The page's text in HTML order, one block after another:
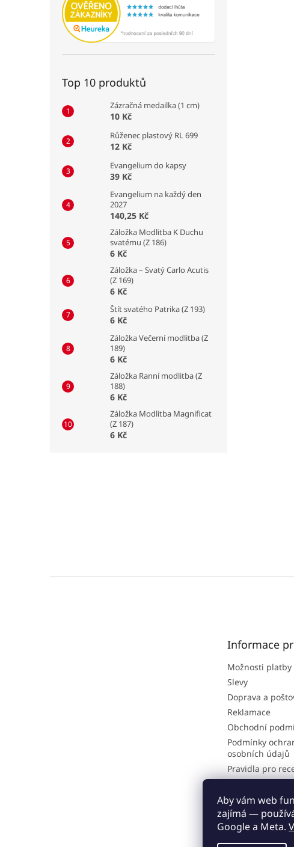
Aby vám web
zajímá —
Google a Meta.
Top 10 produktů
Zázračná medailka (1 cm)
10 Kč
Růženec plastový RL 699
12 Kč
Evangelium do kapsy
39 Kč
Evangelium na každý den
2027
140,25 Kč
Záložka Modlitba K Duchu
svatému (Z 186)
6 Kč
Záložka – Svatý Carlo Acutis
(Z 169)
6 Kč
Štít svatého Patrika (Z 193)
6 Kč
Záložka Večerní modlitba (Z
189)
6 Kč
Záložka Ranní modlitba (Z
188)
6 Kč
Záložka Modlitba Magnificat
(Z 187)
6 Kč
Informace
Možnosti platby
Slevy
Doprava a
Reklamace
Obchodní
Podmínky
osobních údajů
Pravidla pro
Odstoupení od
Proč nakoupit u